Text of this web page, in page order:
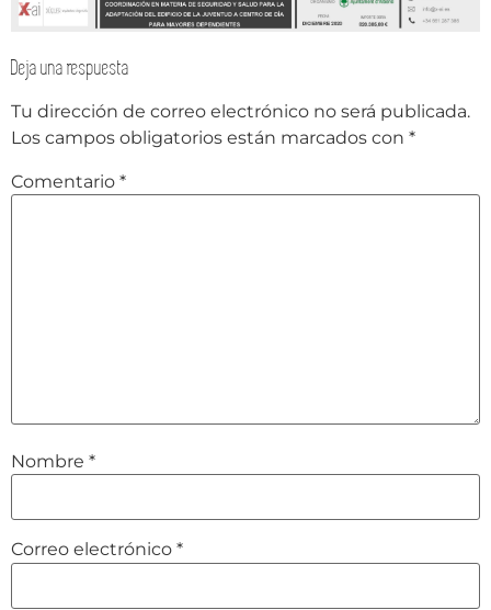
Deja una respuesta
Tu dirección de correo electrónico no será publicada.
Los campos obligatorios están marcados con *
Comentario *
Nombre *
Correo electrónico *